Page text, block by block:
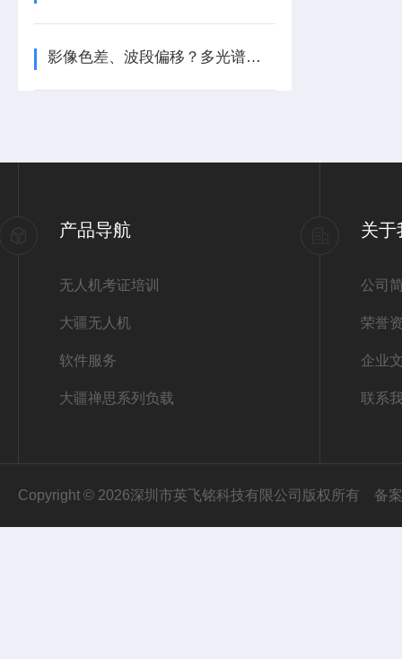
影像色差、波段偏移？多光谱传感器常见故障排查方案
产品导航
无人机考证培训
大疆无人机
软件服务
大疆禅思系列负载
关于
公司
荣誉
企业
联系
Copyright © 2026深圳市英飞铭科技有限公司版权所有 备